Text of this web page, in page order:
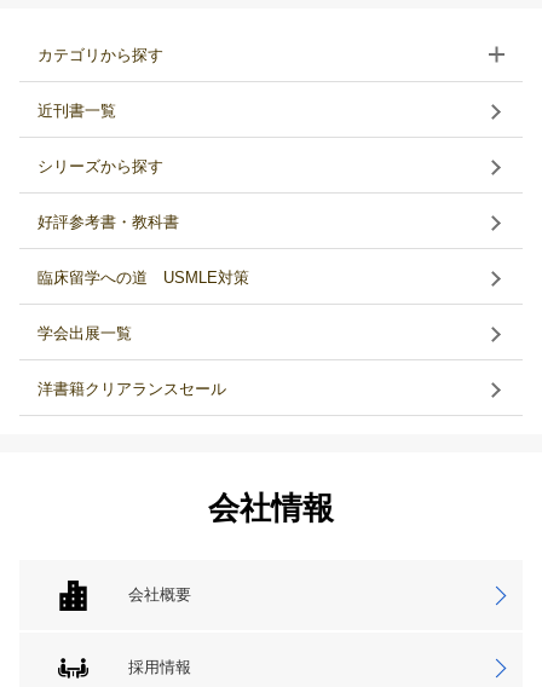
カテゴリから探す
近刊書一覧
シリーズから探す
好評参考書・教科書
臨床留学への道 USMLE対策
学会出展一覧
洋書籍クリアランスセール
会社情報
会社概要
採用情報